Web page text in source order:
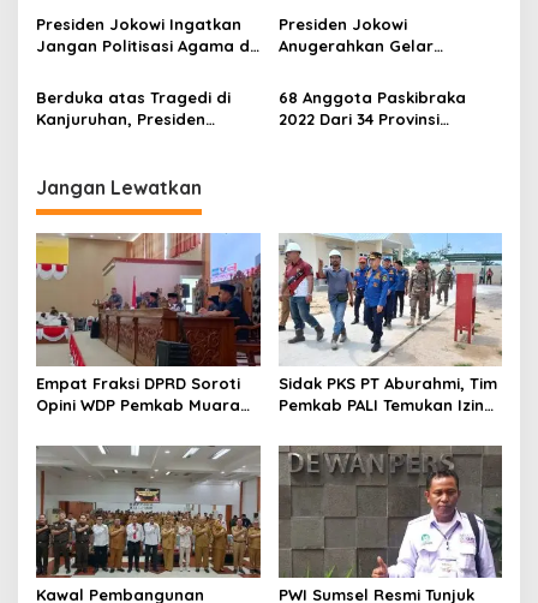
s
Presiden Jokowi Ingatkan
Jangan Politisasi Agama di
Presiden Jokowi
Anugerahkan Gelar
Lima Tokoh
Berduka atas Tragedi di
Kanjuruhan, Presiden
68 Anggota Paskibraka
2022 Dari 34 Provinsi
Jangan Lewatkan
Empat Fraksi DPRD Soroti
Opini WDP Pemkab Muara
Kelola Keuangan
Sidak PKS PT Aburahmi, Tim
Pemkab PALI Temukan Izin
Kawal Pembangunan
PWI Sumsel Resmi Tunjuk